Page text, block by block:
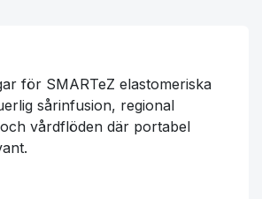
för SMARTeZ elastomeriska
sårinfusion, regional
vårdflöden där portabel